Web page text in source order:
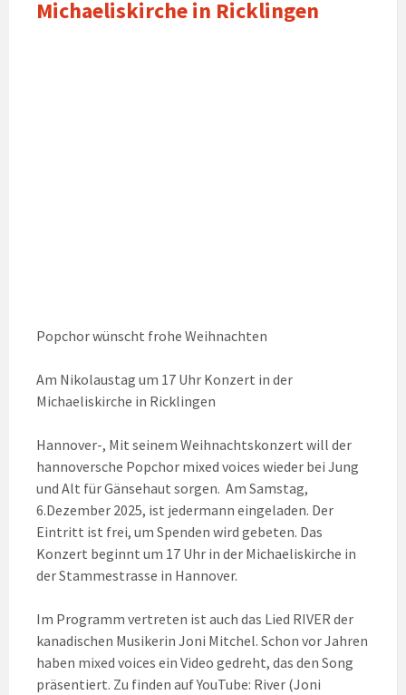
Michaeliskirche in Ricklingen
Popchor wünscht frohe Weihnachten
Am Nikolaustag um 17 Uhr Konzert in der
Michaeliskirche in Ricklingen
Hannover-, Mit seinem Weihnachtskonzert will der
hannoversche Popchor mixed voices wieder bei Jung
und Alt für Gänsehaut sorgen. Am Samstag,
6.Dezember 2025, ist jedermann eingeladen. Der
Eintritt ist frei, um Spenden wird gebeten. Das
Konzert beginnt um 17 Uhr in der Michaeliskirche in
der Stammestrasse in Hannover.
Im Programm vertreten ist auch das Lied RIVER der
kanadischen Musikerin Joni Mitchel. Schon vor Jahren
haben mixed voices ein Video gedreht, das den Song
präsentiert. Zu finden auf YouTube: River (Joni